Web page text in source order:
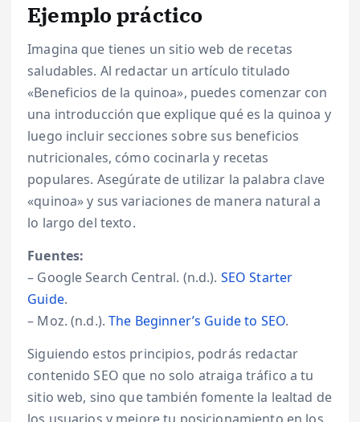
Ejemplo práctico
Imagina que tienes un sitio web de recetas
saludables. Al redactar un artículo titulado
«Beneficios de la quinoa», puedes comenzar con
una introducción que explique qué es la quinoa y
luego incluir secciones sobre sus beneficios
nutricionales, cómo cocinarla y recetas
populares. Asegúrate de utilizar la palabra clave
«quinoa» y sus variaciones de manera natural a
lo largo del texto.
Fuentes:
– Google Search Central. (n.d.). SEO Starter
Guide.
– Moz. (n.d.).The Beginner’s Guide to SEO.
Siguiendo estos principios, podrás redactar
contenido SEO que no solo atraiga tráfico a tu
sitio web, sino que también fomente la lealtad de